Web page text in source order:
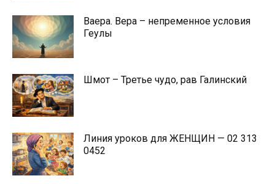
Ваера. Вера – непременное условия
Геулы
Шмот – Третье чудо, рав Галинский
Линия уроков для ЖЕНЩИН — 02 313
0452